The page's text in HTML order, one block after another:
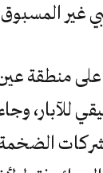
غير
على منطقة
الحقيقي